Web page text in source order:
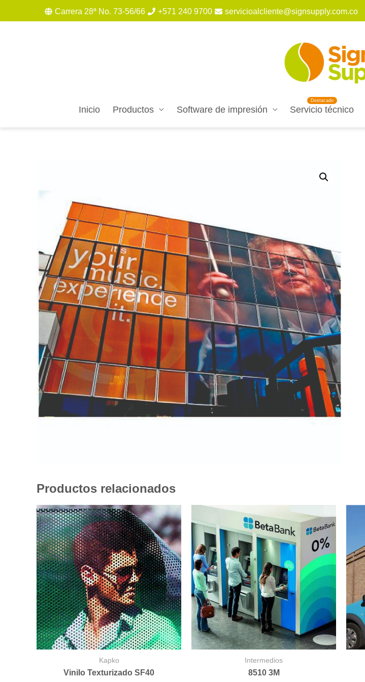
Carrera 28ª No. 73-56/66 +571 240 9700 servicioalcliente@signsupply.com.co
Inicio Productos Software de impresión Servicio técnico
Productos relacionados
Kapko
Vinilo Texturizado SF40
Intermedios
8510 3M